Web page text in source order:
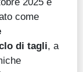
come
di tagli, a